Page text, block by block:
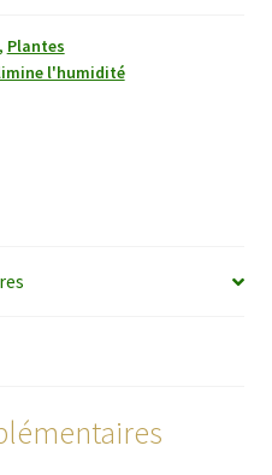
Plantes
l'humidité